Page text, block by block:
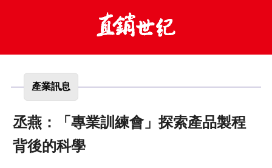
產業訊息
丞燕：「專業訓練會」探索產品製程
背後的科學